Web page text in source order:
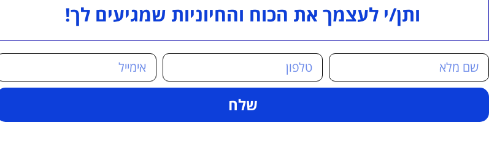
ותן/י לעצמך את הכוח והחיוניות שמגיעים לך!
שלח